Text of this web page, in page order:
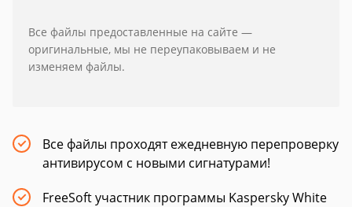
Все файлы предоставленные на сайте —
оригинальные, мы не переупаковываем и не
изменяем файлы.
Все файлы проходят ежедневную перепроверку
антивирусом с новыми сигнатурами!
FreeSoft участник программы Kaspersky White